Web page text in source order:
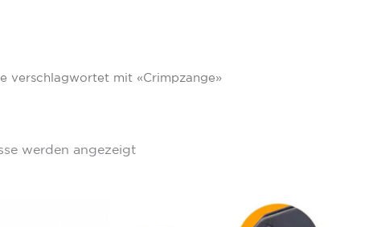
verschlagwortet mit «Crimpzange»
werden angezeigt